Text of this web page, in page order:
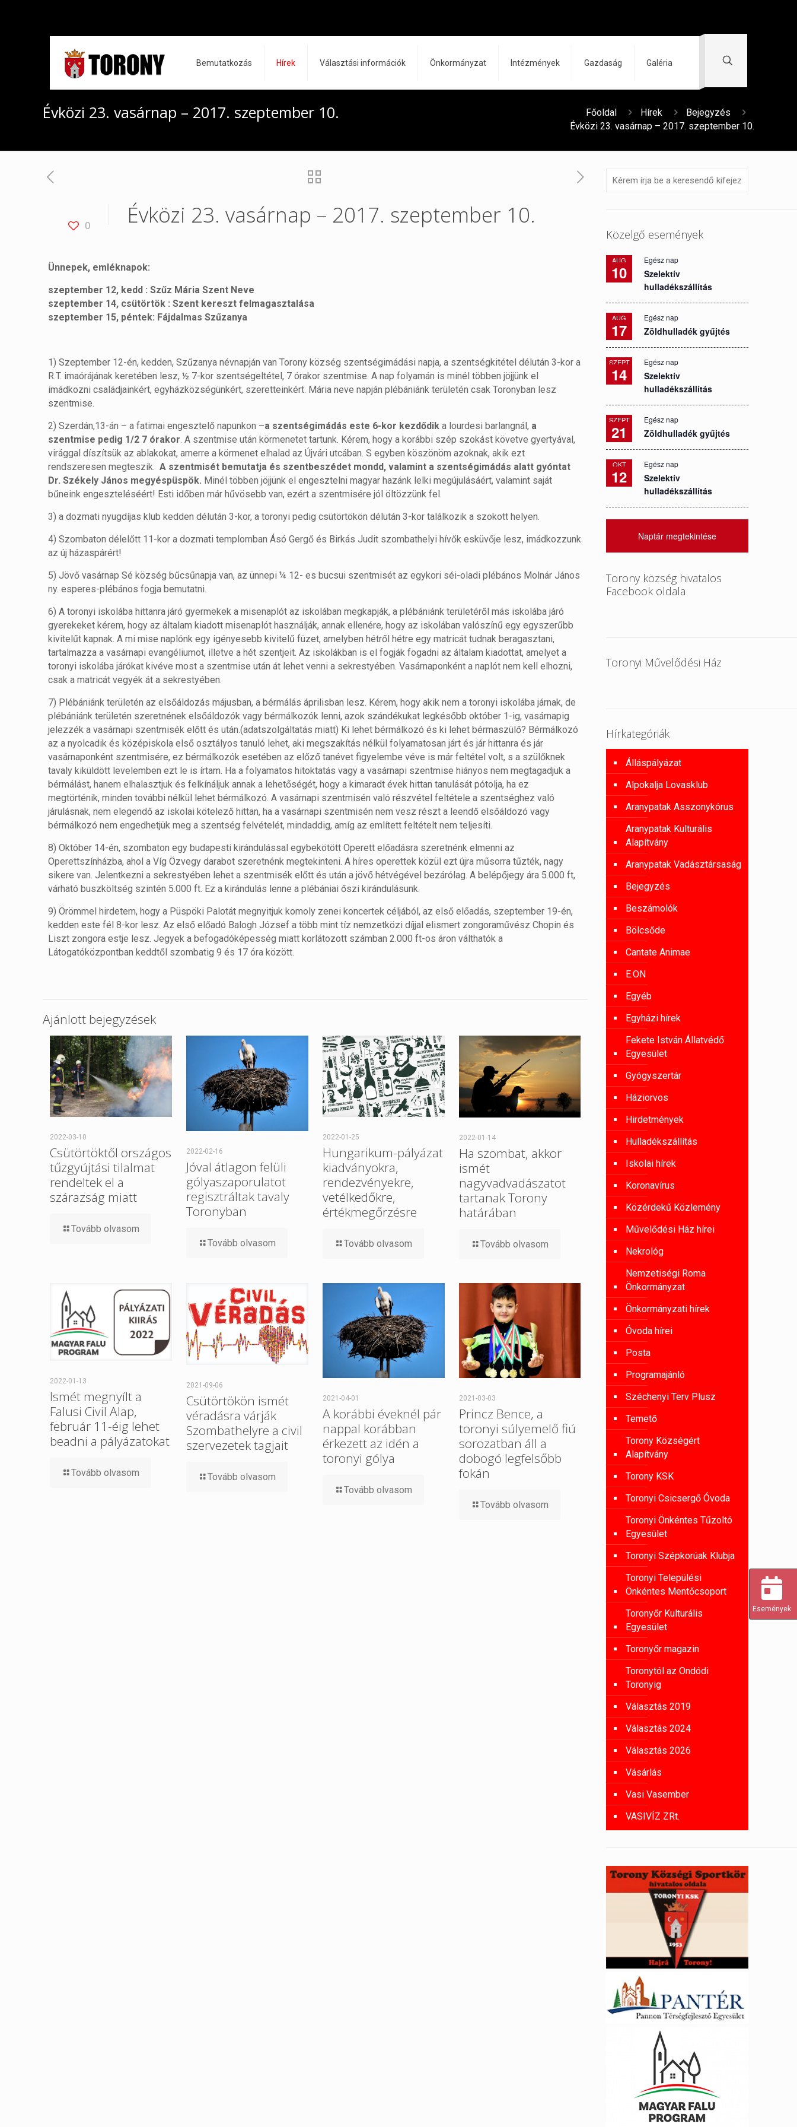
Bemutatkozás Hírek Választási információk Önkormányzat Intézmények Gazdaság Galéria
Évközi 23. vasárnap – 2017. szeptember 10. Főoldal Hírek
Bejegyzés
Évközi 23. vasárnap – 2017. szeptember 10.
0 Évközi 23. vasárnap – 2017. szeptember 10.
Ünnepek, emléknapok:
szeptember 12, kedd : Szűz Mária Szent Neve
szeptember 14, csütörtök : Szent kereszt felmagasztalása
szeptember 15, péntek: Fájdalmas Szűzanya
1) Szeptember 12-én, kedden, Szűzanya névnapján van Torony község szentségimádási napja, a szentségkitétel délután 3-kor a
R.T. imaórájának keretében lesz, ½ 7-kor szentségeltétel, 7 órakor szentmise. A nap folyamán is minél többen jöjjünk el
imádkozni családjainkért, egyházközségünkért, szeretteinkért. Mária neve napján plébániánk területén csak Toronyban lesz
szentmise.
2) Szerdán,13-án – a fatimai engesztelő napunkon –a szentségimádás este 6-kor kezdődik a lourdesi barlangnál, a
szentmise pedig 1/2 7 órakor. A szentmise után körmenetet tartunk. Kérem, hogy a korábbi szép szokást követve gyertyával,
virággal díszítsük az ablakokat, amerre a körmenet elhalad az Újvári utcában. S egyben köszönöm azoknak, akik ezt
rendszeresen megteszik.A szentmisét bemutatja és szentbeszédet mondd, valamint a szentségimádás alatt gyóntat
Dr. Székely János megyéspüspök. Minél többen jöjjünk el engesztelni magyar hazánk lelki megújulásáért, valamint saját
bűneink engeszteléséért! Esti időben már hűvösebb van, ezért a szentmisére jól öltözzünk fel.
3) a dozmati nyugdíjas klub kedden délután 3-kor, a toronyi pedig csütörtökön délután 3-kor találkozik a szokott helyen.
4) Szombaton délelőtt 11-kor a dozmati templomban Ásó Gergő és Birkás Judit szombathelyi hívők esküvője lesz, imádkozzunk
az új házaspárért!
5) Jövő vasárnap Sé község bűcsűnapja van, az ünnepi ¼ 12- es bucsui szentmisét az egykori séi-oladi plébános Molnár János
ny. esperes-plébános fogja bemutatni.
6) A toronyi iskolába hittanra járó gyermekek a misenaplót az iskolában megkapják, a plébániánk területéről más iskolába járó
gyerekeket kérem, hogy az általam kiadott misenaplót használják, annak ellenére, hogy az iskolában valószínű egy egyszerűbb
kivitelűt kapnak. A mi mise naplónk egy igényesebb kivitelű füzet, amelyben hétről hétre egy matricát tudnak beragasztani,
tartalmazza a vasárnapi evangéliumot, illetve a hét szentjeit. Az iskolákban is el fogják fogadni az általam kiadottat, amelyet a
toronyi iskolába járókat kivéve most a szentmise után át lehet venni a sekrestyében. Vasárnaponként a naplót nem kell elhozni,
csak a matricát vegyék át a sekrestyében.
7) Plébániánk területén az elsőáldozás májusban, a bérmálás áprilisban lesz. Kérem, hogy akik nem a toronyi iskolába járnak, de
plébániánk területén szeretnének elsőáldozók vagy bérmálkozók lenni, azok szándékukat legkésőbb október 1-ig, vasárnapig
jelezzék a vasárnapi szentmisék előtt és után.(adatszolgáltatás miatt) Ki lehet bérmálkozó és ki lehet bérmaszülő? Bérmálkozó
az a nyolcadik és középiskola első osztályos tanuló lehet, aki megszakítás nélkül folyamatosan járt és jár hittanra és jár
vasárnaponként szentmisére, ez bérmálkozók esetében az előző tanévet figyelembe véve is már feltétel volt, s a szülőknek
tavaly kiküldött levelemben ezt le is írtam. Ha a folyamatos hitoktatás vagy a vasárnapi szentmise hiányos nem megtagadjuk a
bérmálást, hanem elhalasztjuk és felkínáljuk annak a lehetőségét, hogy a kimaradt évek hittan tanulását pótolja, ha ez
megtörténik, minden további nélkül lehet bérmálkozó. A vasárnapi szentmisén való részvétel feltétele a szentséghez való
járulásnak, nem elegendő az iskolai kötelező hittan, ha a vasárnapi szentmisén nem vesz részt a leendő elsőáldozó vagy
bérmálkozó nem engedhetjük meg a szentség felvételét, mindaddig, amíg az említett feltételt nem teljesíti.
8) Október 14-én, szombaton egy budapesti kirándulással egybekötött Operett előadásra szeretnénk elmenni az
Operettszínházba, ahol a Víg Özvegy darabot szeretnénk megtekinteni. A híres operettek közül ezt újra műsorra tűzték, nagy
sikere van. Jelentkezni a sekrestyében lehet a szentmisék előtt és után a jövő hétvégével bezárólag. A belépőjegy ára 5.000 ft,
várható buszköltség szintén 5.000 ft. Ez a kirándulás lenne a plébániai őszi kirándulásunk.
9) Örömmel hirdetem, hogy a Püspöki Palotát megnyitjuk komoly zenei koncertek céljából, az első előadás, szeptember 19-én,
kedden este fél 8-kor lesz. Az első előadó Balogh József a több mint tíz nemzetközi díjjal elismert zongoraművész Chopin és
Liszt zongora estje lesz. Jegyek a befogadóképesség miatt korlátozott számban 2.000 ft-os áron válthatók a
Látogatóközpontban keddtől szombatig 9 és 17 óra között.
Ajánlott bejegyzések
2022-03-10
Csütörtöktől országos
tűzgyújtási tilalmat
rendeltek el a
szárazság miatt
Tovább olvasom
2022-02-16
Jóval átlagon felüli
gólyaszaporulatot
regisztráltak tavaly
Toronyban
Tovább olvasom
2022-01-25
Hungarikum-pályázat
kiadványokra,
rendezvényekre,
vetélkedőkre,
értékmegőrzésre
Tovább olvasom
2022-01-14
Ha szombat, akkor
ismét
nagyvadvadászatot
tartanak Torony
határában
Tovább olvasom
2022-01-13
Ismét megnyílt a
Falusi Civil Alap,
február 11-éig lehet
beadni a pályázatokat
Tovább olvasom
2021-09-06
Csütörtökön ismét
véradásra várják
Szombathelyre a civil
szervezetek tagjait
Tovább olvasom
2021-04-01
A korábbi éveknél pár
nappal korábban
érkezett az idén a
toronyi gólya
Tovább olvasom
2021-03-03
Princz Bence, a
toronyi súlyemelő fiú
sorozatban áll a
dobogó legfelsőbb
fokán
Tovább olvasom
Közelgő események
AUG
10
Egész nap
Szelektív
hulladékszállítás
AUG
17
Egész nap
Zöldhulladék gyűjtés
SZEPT
14
Egész nap
Szelektív
hulladékszállítás
SZEPT
21
Egész nap
Zöldhulladék gyűjtés
OKT
12
Egész nap
Szelektív
hulladékszállítás
Naptár megtekintése
Torony község hivatalos
Facebook oldala
Toronyi Művelődési Ház
Hírkategóriák
Álláspályázat
Alpokalja Lovasklub
Aranypatak Asszonykórus
Aranypatak Kulturális
Alapítvány
Aranypatak Vadásztársaság
Bejegyzés
Beszámolók
Bölcsőde
Cantate Animae
E.ON
Egyéb
Egyházi hírek
Fekete István Állatvédő
Egyesület
Gyógyszertár
Háziorvos
Hirdetmények
Hulladékszállítás
Iskolai hírek
Koronavírus
Közérdekű Közlemény
Művelődési Ház hírei
Nekrológ
Nemzetiségi Roma
Önkormányzat
Önkormányzati hírek
Óvoda hírei
Posta
Programajánló
Széchenyi Terv Plusz
Temető
Torony Községért
Alapítvány
Torony KSK
Toronyi Csicsergő Óvoda
Toronyi Önkéntes Tűzoltó
Egyesület
Toronyi Szépkorúak Klubja
Toronyi Települési
Önkéntes Mentőcsoport
Toronyőr Kulturális
Egyesület
Toronyőr magazin
Toronytól az Ondódi
Toronyig
Választás 2019
Választás 2024
Választás 2026
Vásárlás
Vasi Vasember
VASIVÍZ ZRt.
Események